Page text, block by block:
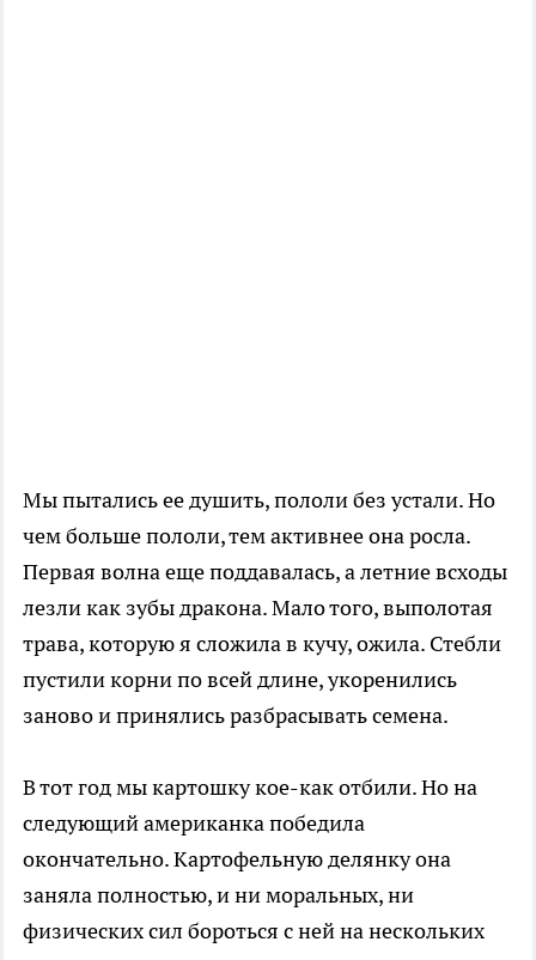
Мы пытались ее душить, пололи без устали. Но
чем больше пололи, тем активнее она росла.
Первая волна еще поддавалась, а летние всходы
лезли как зубы дракона. Мало того, выполотая
трава, которую я сложила в кучу, ожила. Стебли
пустили корни по всей длине, укоренились
заново и принялись разбрасывать семена.
В тот год мы картошку кое-как отбили. Но на
следующий американка победила
окончательно. Картофельную делянку она
заняла полностью, и ни моральных, ни
физических сил бороться с ней на нескольких